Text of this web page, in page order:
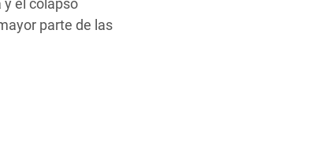
y el colapso
parte de las